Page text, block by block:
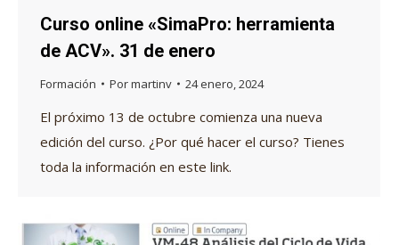
Curso online «SimaPro: herramienta
de ACV». 31 de enero
Formación Pormartinv 24 enero, 2024
El próximo 13 de octubre comienza una nueva
edición del curso. ¿Por qué hacer el curso? Tienes
toda la información en este link.